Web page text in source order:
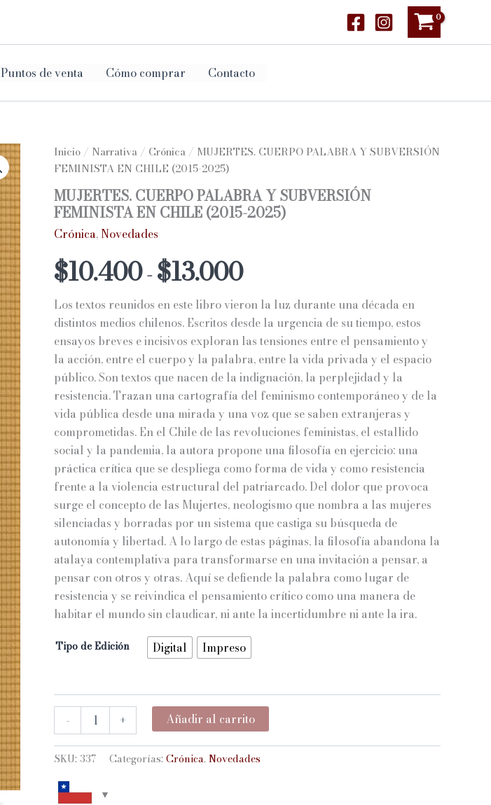
Puntos de venta Cómo comprar Contacto
Inicio / Narrativa / Crónica / MUJERTES. CUERPO PALABRA Y SUBVERSIÓN
FEMINISTA EN CHILE (2015-2025)
MUJERTES. CUERPO PALABRA Y SUBVERSIÓN
FEMINISTA EN CHILE (2015-2025)
Crónica,Novedades
$10.400-$13.000Rango
precios:
desde
$10.400
hasta
$13.000
Los textos reunidos en este libro vieron la luz durante una década en
distintos medios chilenos. Escritos desde la urgencia de su tiempo, estos
ensayos breves e incisivos exploran las tensiones entre el pensamiento y
la acción, entre el cuerpo y la palabra, entre la vida privada y el espacio
público. Son textos que nacen de la indignación, la perplejidad y la
resistencia. Trazan una cartografía del feminismo contemporáneo y de la
vida pública desde una mirada y una voz que se saben extranjeras y
comprometidas. En el Chile de las revoluciones feministas, el estallido
social y la pandemia, la autora propone una filosofía en ejercicio: una
práctica crítica que se despliega como forma de vida y como resistencia
frente a la violencia estructural del patriarcado. Del dolor que provoca
surge el concepto de las Mujertes, neologismo que nombra a las mujeres
silenciadas y borradas por un sistema que castiga su búsqueda de
autonomía y libertad. A lo largo de estas páginas, la filosofía abandona la
atalaya contemplativa para transformarse en una invitación a pensar, a
pensar con otros y otras. Aquí se defiende la palabra como lugar de
resistencia y se reivindica el pensamiento crítico como una manera de
habitar el mundo sin claudicar, ni ante la incertidumbre ni ante la ira.
Tipo de Edición Digital Impreso
-
MUJERTES.
CUERPO
Y
FEMINISTA
EN
+ Añadir al carrito
SKU: 337 Categorías: Crónica, Novedades